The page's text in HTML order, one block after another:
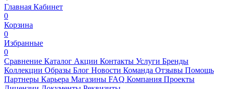
Главная Кабинет
0
Корзина
0
Избранные
0
Сравнение Каталог Акции Контакты Услуги Бренды
Коллекции Образы Блог Новости Команда Отзывы Помощь
Партнеры Карьера Магазины FAQ Компания Проекты